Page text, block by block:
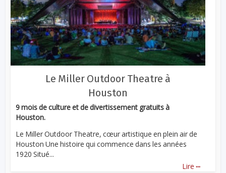
Le Miller Outdoor Theatre à
Houston
9 mois de culture et de divertissement gratuits à
Houston.
Le Miller Outdoor Theatre, cœur artistique en plein air de
Houston Une histoire qui commence dans les années
1920 Situé...
Lire ...